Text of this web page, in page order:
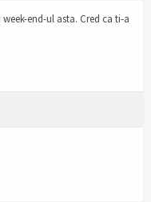
end-ul asta. Cred ca ti-a